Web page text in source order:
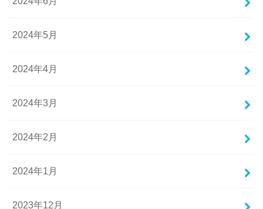
2024年5月
2024年4月
2024年3月
2024年2月
2024年1月
2023年12月